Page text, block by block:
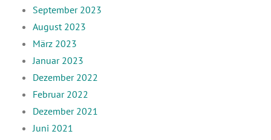
September 2023
August 2023
März 2023
Januar 2023
Dezember 2022
Februar 2022
Dezember 2021
Juni 2021